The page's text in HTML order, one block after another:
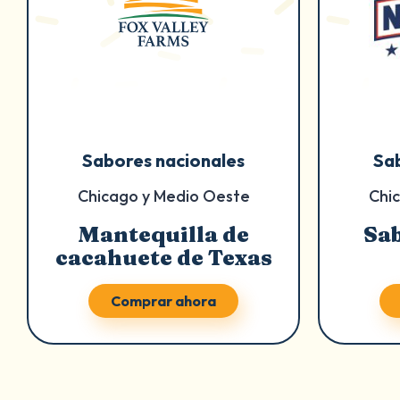
Sabores nacionales
Chicago y Medio Oeste
Mantequilla de
cacahuete de Texas
Comprar ahora